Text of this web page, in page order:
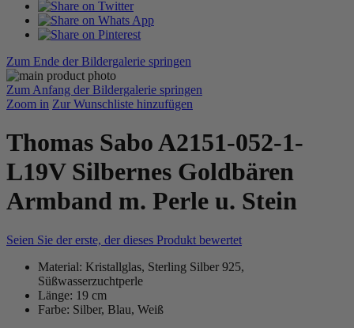
Zum Ende der Bildergalerie springen
Zum Anfang der Bildergalerie springen
Zoom in Zur Wunschliste hinzufügen
Thomas Sabo A2151-052-1-
L19V Silbernes Goldbären
Armband m. Perle u. Stein
Seien Sie der erste, der dieses Produkt bewertet
Material: Kristallglas, Sterling Silber 925,
Süßwasserzuchtperle
Länge: 19 cm
Farbe: Silber, Blau, Weiß